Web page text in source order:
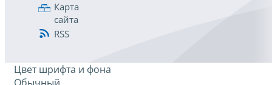
Карта
сайта
RSS
Цвет шрифта и фона